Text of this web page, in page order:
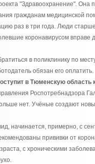
"Здравоохранение". Она
гражданам медицинской
раз в три года. Люди
коронавирусом вправе
в поликлинику по
обязан его оплатить.
в Тюменскую область
Роспотребнадзора
нет. Учёные создают
начинается, примерно, с
прививки от
с хроническими